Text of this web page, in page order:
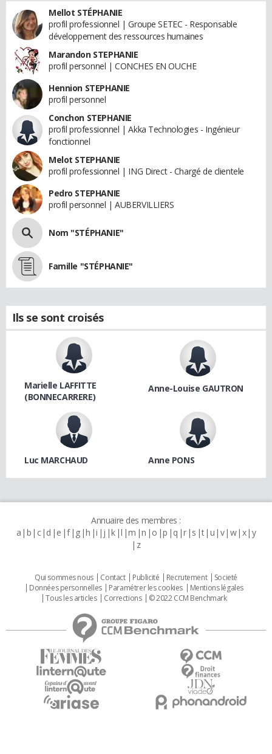
Mellot STÉPHANIE
profil professionnel | Groupe SETEC - Responsable
développement des ressources humaines
Marandon STEPHANIE
profil personnel | CONCHES EN OUCHE
Hennion STEPHANIE
profil personnel
Conchon STEPHANIE
profil professionnel | Akka Technologies - Ingénieur
fonctionnel
Melot STEPHANIE
profil professionnel | ING Direct - Chargé de clientele
Pedro STEPHANIE
profil personnel | AUBERVILLIERS
Nom "STÉPHANIE"
Famille "STÉPHANIE"
Ils se sont croisés
Marielle LAFFITTE
(BONNECARRERE)
Anne-Louise GAUTRON
Luc MARCHAUD Anne PONS
Annuaire des membres :
a b c d e f g h i j k l m n o p q r s t u v w x y
z
Qui sommes nous Contact Publicité Recrutement
Societé
Données personnelles
Paramétrer les cookies
Mentions légales
Tous les articles
Corrections © 2022 CCM Benchmark